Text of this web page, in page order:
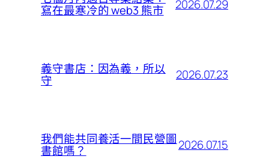
寫在最寒冷的 web3 熊市 2026.07.29
義守書店：因為義，所以
守 2026.07.23
我們能共同養活一間民營圖
書館嗎？ 2026.07.15